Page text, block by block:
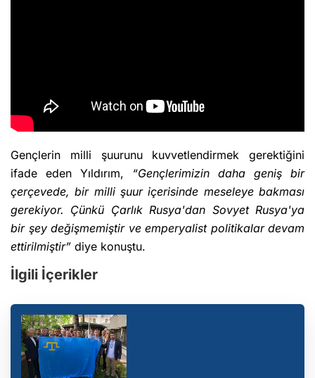
Gençlerin milli şuurunu kuvvetlendirmek gerektiğini
ifade eden Yıldırım, “Gençlerimizin daha geniş bir
çerçevede, bir milli şuur içerisinde meseleye bakması
gerekiyor. Çünkü Çarlık Rusya'dan Sovyet Rusya'ya
bir şey değişmemiştir ve emperyalist politikalar devam
ettirilmiştir” diye konuştu.
İlgili İçerikler